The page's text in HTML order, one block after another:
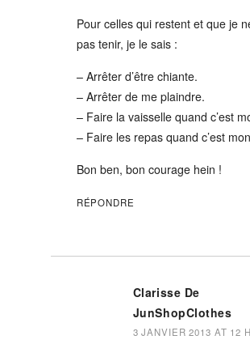
Pour celles qui restent et que je
pas tenir, je le sais :
– Arrêter d’être chiante.
– Arrêter de me plaindre.
– Faire la vaisselle quand c’est
– Faire les repas quand c’est
Bon ben, bon courage hein !
RÉPONDRE
Clarisse De
JunShopClothes
3 JANVIER 2013 AT 12